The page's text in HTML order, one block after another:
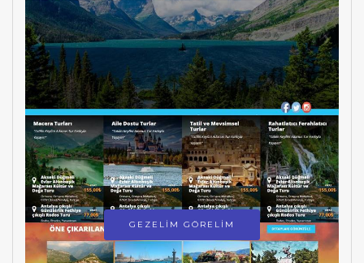
GEZELİM GÖRELİM